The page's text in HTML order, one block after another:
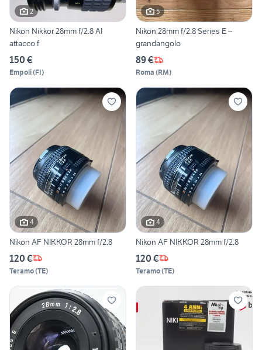
2
Nikon Nikkor 28mm f/2.8 AI
attacco f
150 €
Empoli(FI)
5
Nikon 28mm f/2.8 Series E –
grandangolo
89 €
Roma (RM)
4
Nikon AF NIKKOR 28mm f/2.8
120 €
Teramo(TE)
4
Nikon AF NIKKOR 28mm f/2.8
120 €
Teramo(TE)